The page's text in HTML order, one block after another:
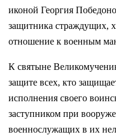
иконой Георгия
защитника страждущих,
отношение к военным
К святыне
защите всех, кто
исполнения своего
заступником при
военнослужащих в их